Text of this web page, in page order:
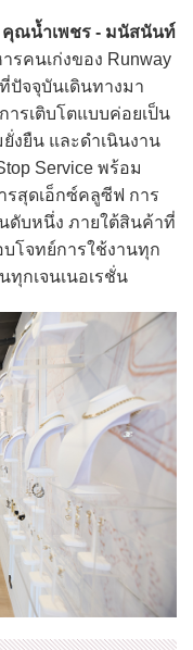
คุณน้ำเพชร - มนัสนันท์
รคนเก่งของ Runway
ปัจจุบันเดินทางมา
รเติบโตแบบค่อยเป็น
งยืน และดำเนินงาน
Service พร้อม
รสุดเอ็กซ์คลูซีฟ การ
ดับหนึ่ง ภายใต้สินค้าที่
โจทย์การใช้งานทุก
กเจนเนอเรชั่น